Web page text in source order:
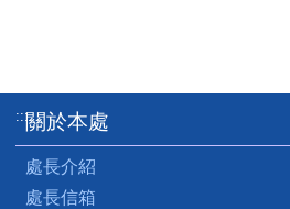
:::關於本處
處長介紹
處長信箱